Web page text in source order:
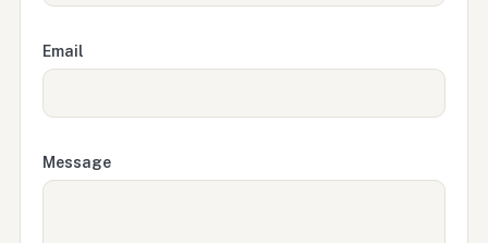
Email
Message